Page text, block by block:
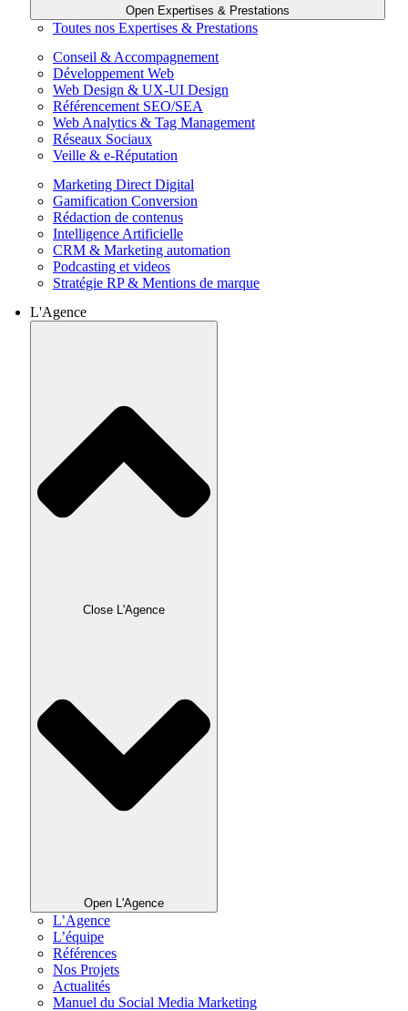
Open Expertises & Prestations
Toutes nos Expertises & Prestations
Conseil & Accompagnement
Développement Web
Web Design & UX-UI Design
Référencement SEO/SEA
Web Analytics & Tag Management
Réseaux Sociaux
Veille & e-Réputation
Marketing Direct Digital
Gamification Conversion
Rédaction de contenus
Intelligence Artificielle
CRM & Marketing automation
Podcasting et videos
Stratégie RP & Mentions de marque
L'Agence
Close L'Agence
Open L'Agence
L’Agence
L’équipe
Références
Nos Projets
Actualités
Manuel du Social Media Marketing